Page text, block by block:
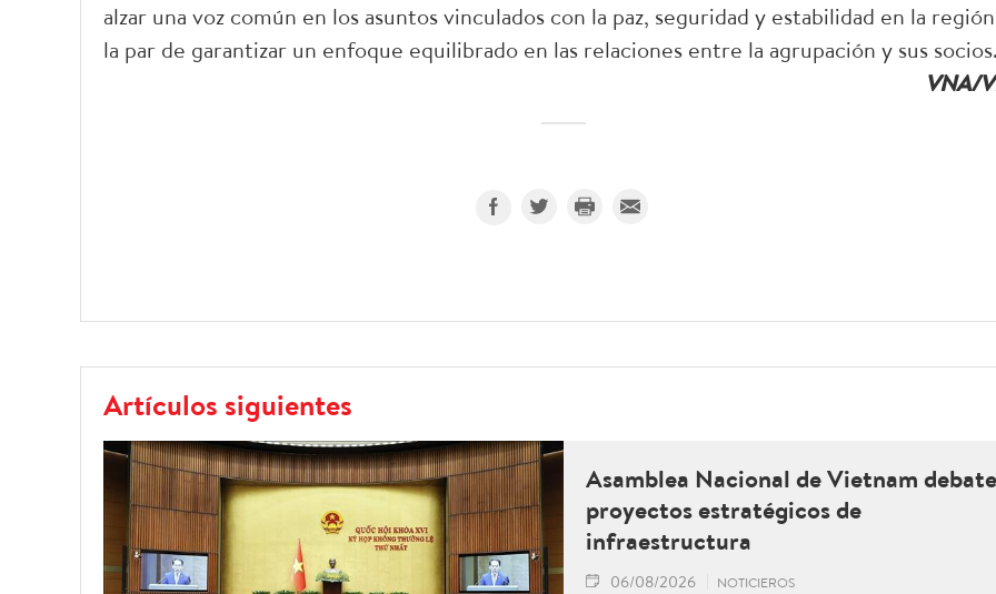
alzar una voz común en los asuntos vinculados con la paz, seguridad y estabilidad en la
la par de garantizar un enfoque equilibrado en las relaciones entre la agrupación y sus
VNA/
Artículos siguientes
Asamblea Nacional de Vietnam debate
proyectos estratégicos de
infraestructura
06/08/2026 NOTICIEROS